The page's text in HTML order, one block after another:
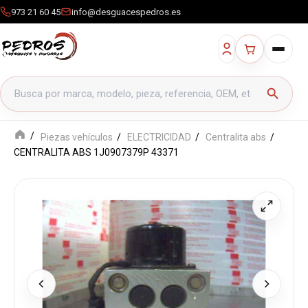
973 21 60 45 info@desguacespedros.es
Buscar productos
search
Piezas vehículos ELECTRICIDAD
Centralita abs
CENTRALITA ABS 1J0907379P 43371